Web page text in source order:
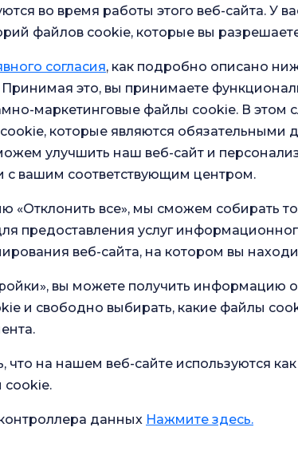
Я
Что помогает при диарее?
Общий опрос
удовлетворенности
во время работы этого веб-сайта. У
файлов cookie, которые вы
согласия, как подробно описано
Принимая это, вы принимаете
маркетинговые файлы cookie. В этом
которые являются обязательными
улучшить наш веб-сайт и
с вашим соответствующим центром.
«Отклонить все», мы сможем собирать
предоставления услуг
веб-сайта, на котором вы
вы можете получить информацию
и свободно выбирать, какие файлы
что на нашем веб-сайте используются
cookie.
данных Нажмите здесь.